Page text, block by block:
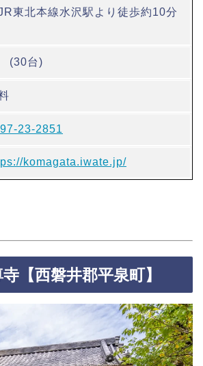
東北本線水沢駅より徒歩約10分
(30台)
23-2851
komagata.iwate.jp/
【西磐井郡平泉町】